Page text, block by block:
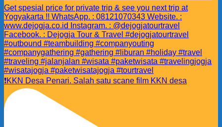
❗️KKN Desa Penari. Salah satu scane film KKN desa